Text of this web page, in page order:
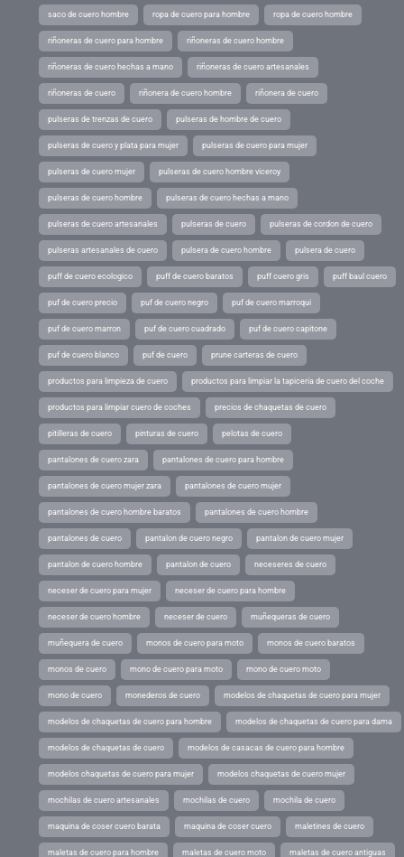
saco de cuero hombre ropa de cuero para hombre ropa de cuero hombre
riñoneras de cuero para hombre riñoneras de cuero hombre
riñoneras de cuero hechas a mano riñoneras de cuero artesanales
riñoneras de cuero riñonera de cuero hombre riñonera de cuero
pulseras de trenzas de cuero pulseras de hombre de cuero
pulseras de cuero y plata para mujer pulseras de cuero para mujer
pulseras de cuero mujer pulseras de cuero hombre viceroy
pulseras de cuero hombre pulseras de cuero hechas a mano
pulseras de cuero artesanales pulseras de cuero pulseras de cordon de cuero
pulseras artesanales de cuero pulsera de cuero hombre pulsera de cuero
puff de cuero ecologico puff de cuero baratos puff cuero gris puff baul cuero
puf de cuero precio puf de cuero negro puf de cuero marroqui
puf de cuero marron puf de cuero cuadrado puf de cuero capitone
puf de cuero blanco puf de cuero prune carteras de cuero
productos para limpieza de cuero productos para limpiar la tapiceria de cuero del coche
productos para limpiar cuero de coches precios de chaquetas de cuero
pitilleras de cuero pinturas de cuero pelotas de cuero
pantalones de cuero zara pantalones de cuero para hombre
pantalones de cuero mujer zara pantalones de cuero mujer
pantalones de cuero hombre baratos pantalones de cuero hombre
pantalones de cuero pantalon de cuero negro pantalon de cuero mujer
pantalon de cuero hombre pantalon de cuero neceseres de cuero
neceser de cuero para mujer neceser de cuero para hombre
neceser de cuero hombre neceser de cuero muñequeras de cuero
muñequera de cuero monos de cuero para moto monos de cuero baratos
monos de cuero mono de cuero para moto mono de cuero moto
mono de cuero monederos de cuero modelos de chaquetas de cuero para mujer
modelos de chaquetas de cuero para hombre modelos de chaquetas de cuero para dama
modelos de chaquetas de cuero modelos de casacas de cuero para hombre
modelos chaquetas de cuero para mujer modelos chaquetas de cuero mujer
mochilas de cuero artesanales mochilas de cuero mochila de cuero
maquina de coser cuero barata maquina de coser cuero maletines de cuero
maletas de cuero para hombre maletas de cuero moto maletas de cuero antiguas